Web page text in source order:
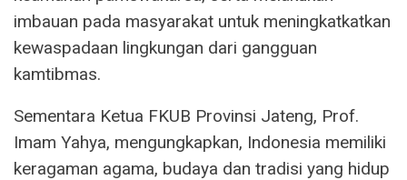
imbauan pada masyarakat untuk meningkatkatkan
kewaspadaan lingkungan dari gangguan
kamtibmas.
Sementara Ketua FKUB Provinsi Jateng, Prof.
Imam Yahya, mengungkapkan, Indonesia memiliki
keragaman agama, budaya dan tradisi yang hidup